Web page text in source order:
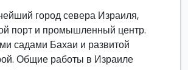
город севера Израиля,
порт и промышленный центр.
садами Бахаи и развитой
Общие работы в Израиле